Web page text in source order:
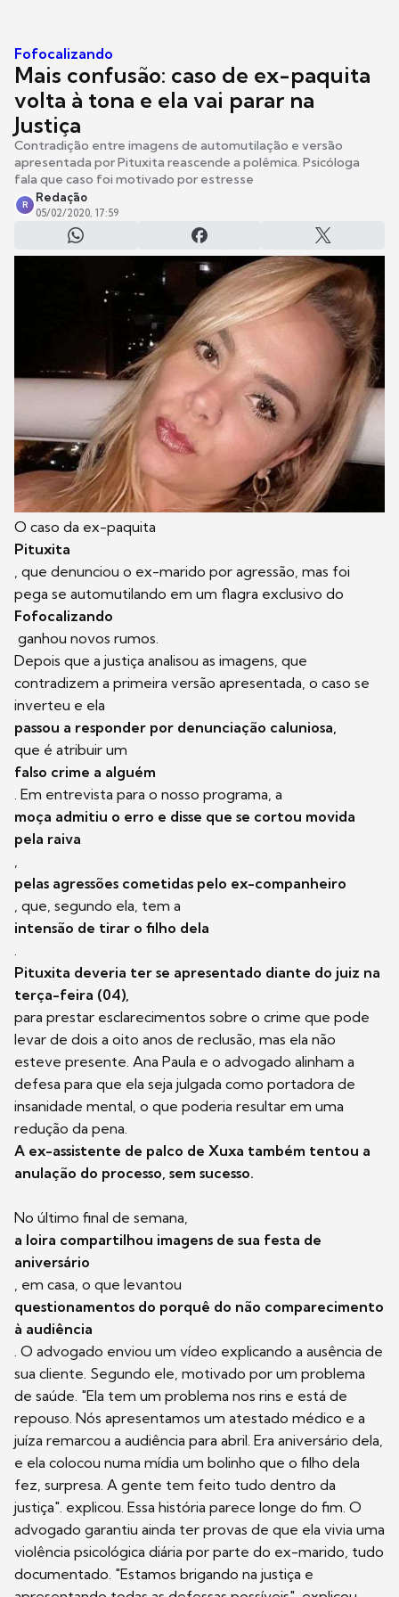
Fofocalizando
Mais confusão: caso de ex-paquita
volta à tona e ela vai parar na
Justiça
Contradição entre imagens de automutilação e versão
apresentada por Pituxita reascende a polêmica. Psicóloga
fala que caso foi motivado por estresse
R
Redação
05/02/2020, 17:59
O caso da ex-paquita
Pituxita
, que denunciou o ex-marido por agressão, mas foi
pega se automutilando em um flagra exclusivo do
Fofocalizando
ganhou novos rumos.
Depois que a justiça analisou as imagens, que
contradizem a primeira versão apresentada, o caso se
inverteu e ela
passou a responder por denunciação caluniosa,
que é atribuir um
falso crime a alguém
. Em entrevista para o nosso programa, a
moça admitiu o erro e disse que se cortou movida
pela raiva
pelas agressões cometidas pelo ex-companheiro
, que, segundo ela, tem a
intensão de tirar o filho dela
Pituxita deveria ter se apresentado diante do juiz na
terça-feira (04),
para prestar esclarecimentos sobre o crime que pode
levar de dois a oito anos de reclusão, mas ela não
esteve presente. Ana Paula e o advogado alinham a
defesa para que ela seja julgada como portadora de
insanidade mental, o que poderia resultar em uma
redução da pena.
A ex-assistente de palco de Xuxa também tentou a
anulação do processo, sem sucesso.
No último final de semana,
a loira compartilhou imagens de sua festa de
aniversário
, em casa, o que levantou
questionamentos do porquê do não comparecimento
à audiência
. O advogado enviou um vídeo explicando a ausência de
sua cliente. Segundo ele, motivado por um problema
de saúde. "Ela tem um problema nos rins e está de
repouso. Nós apresentamos um atestado médico e a
juíza remarcou a audiência para abril. Era aniversário dela,
e ela colocou numa mídia um bolinho que o filho dela
fez, surpresa. A gente tem feito tudo dentro da
justiça". explicou. Essa história parece longe do fim. O
advogado garantiu ainda ter provas de que ela vivia uma
violência psicológica diária por parte do ex-marido, tudo
documentado. "Estamos brigando na justiça e